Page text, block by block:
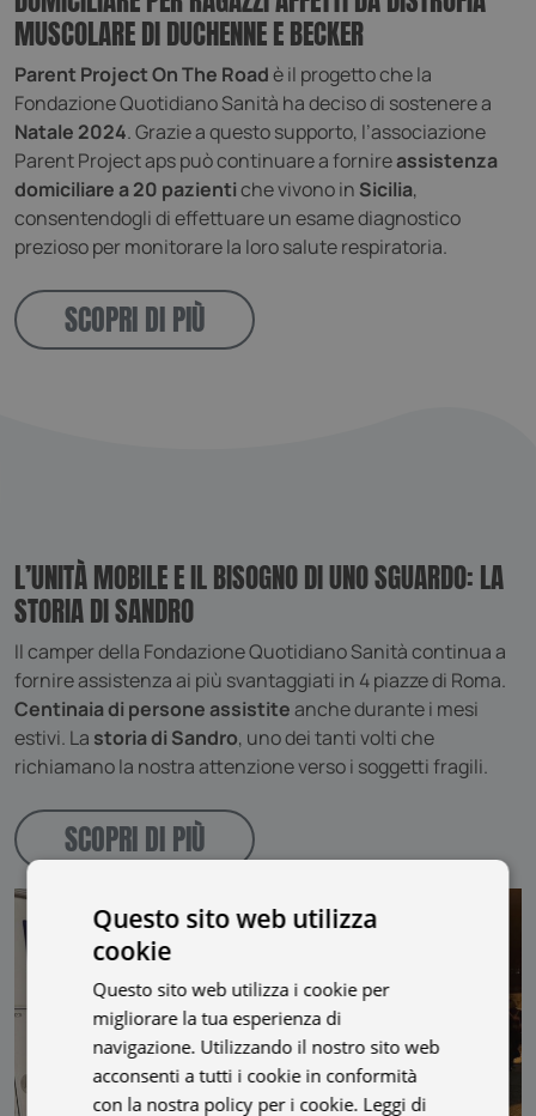
MUSCOLARE DI DUCHENNE E BECKER
Parent Project On The Roadè il progetto che la
Fondazione Quotidiano Sanità ha deciso di sostenere a
Natale 2024. Grazie a questo supporto, l’associazione
Parent Project aps può continuare a fornireassistenza
domiciliare a 20 pazientiche vivono in Sicilia,
consentendogli di effettuare un esame diagnostico
prezioso per monitorare la loro salute respiratoria.
SCOPRI DI PIÙ
L’UNITÀ MOBILE E IL BISOGNO DI UNO SGUARDO: LA
STORIA DI SANDRO
Il camper della Fondazione Quotidiano Sanità continua a
fornire assistenza ai più svantaggiati in 4 piazze di Roma.
Centinaia di persone assistiteanche durante i mesi
estivi. La storia di Sandro, uno dei tanti volti che
richiamano la nostra attenzione verso i soggetti fragili.
SCOPRI DI PIÙ
Questo sito web utilizza
cookie
Questo sito web utilizza i cookie per
migliorare la tua esperienza di
navigazione. Utilizzando il nostro sito web
acconsenti a tutti i cookie in conformità
con la nostra policy per i cookie. Leggi di